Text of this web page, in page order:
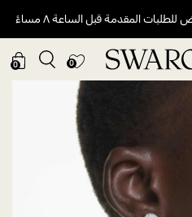
المقدمة قبل الساعة ٨ مساءً
0
0